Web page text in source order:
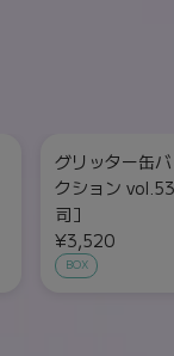
グリッター缶
クション
司］
¥3,520
BOX